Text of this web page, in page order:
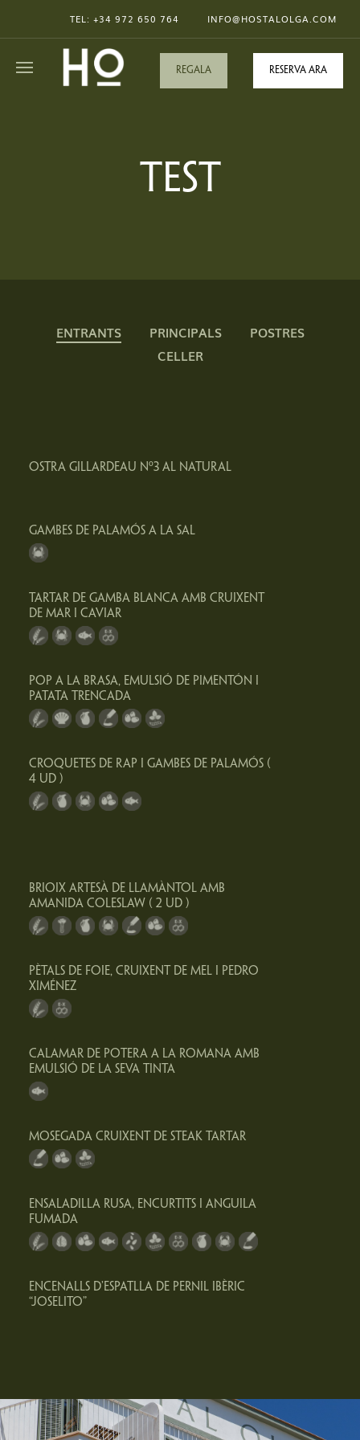
TEL: +34 972 650 764 INFO@HOSTALOLGA.COM
REGALA Reserva ara
TEST
ENTRANTS PRINCIPALS
POSTRES
CELLER
OSTRA GILLARDEAU Nº3 AL NATURAL
GAMBES DE PALAMÓS A LA SAL
TARTAR DE GAMBA BLANCA AMB CRUIXENT
DE MAR I CAVIAR
POP A LA BRASA, EMULSIÓ DE PIMENTÓN I
PATATA TRENCADA
CROQUETES DE RAP I GAMBES DE PALAMÓS (
4 UD )
BRIOIX ARTESÀ DE LLAMÀNTOL AMB
AMANIDA COLESLAW ( 2 UD )
PÈTALS DE FOIE, CRUIXENT DE MEL I PEDRO
XIMÉNEZ
CALAMAR DE POTERA A LA ROMANA AMB
EMULSIÓ DE LA SEVA TINTA
MOSEGADA CRUIXENT DE STEAK TARTAR
ENSALADILLA RUSA, ENCURTITS I ANGUILA
FUMADA
ENCENALLS D’ESPATLLA DE PERNIL IBÈRIC
“JOSELITO”